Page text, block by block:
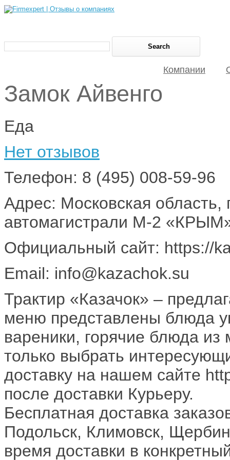
Компании
Замок Айвенго
Еда
Нет отзывов
Телефон: 8 (495) 008-59-96
Адрес: Московская область,
автомагистрали М-2
Официальный сайт: https://
Email: info@kazachok.su
Трактир «Казачок» –
меню представлены блюда
вареники, горячие блюда
только выбрать
доставку на нашем сайте
после доставки Курьеру.
Бесплатная доставка
Подольск, Климовск,
время доставки в